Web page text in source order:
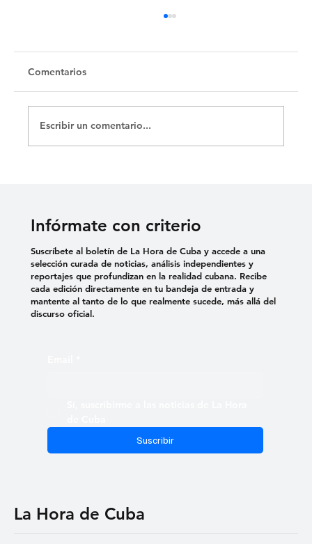
Comentarios
Escribir un comentario...
Infórmate con criterio
Suscribir
Suscríbete al boletín de La Hora de Cuba y accede a una
selección curada de noticias, análisis independientes y
reportajes que profundizan en la realidad cubana. Recibe
cada edición directamente en tu bandeja de entrada y
mantente al tanto de lo que realmente sucede, más allá del
discurso oficial.
La Hora de Cuba